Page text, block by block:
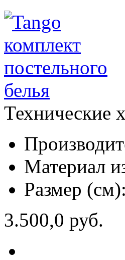
Технические
Материал
Размер (см):
3.500,0 руб.